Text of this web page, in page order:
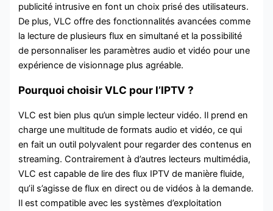
publicité intrusive en font un choix prisé des utilisateurs.
De plus, VLC offre des fonctionnalités avancées comme
la lecture de plusieurs flux en simultané et la possibilité
de personnaliser les paramètres audio et vidéo pour une
expérience de visionnage plus agréable.
Pourquoi choisir VLC pour l’IPTV ?
VLC est bien plus qu’un simple lecteur vidéo. Il prend en
charge une multitude de formats audio et vidéo, ce qui
en fait un outil polyvalent pour regarder des contenus en
streaming. Contrairement à d’autres lecteurs multimédia,
VLC est capable de lire des flux IPTV de manière fluide,
qu’il s’agisse de flux en direct ou de vidéos à la demande.
Il est compatible avec les systèmes d’exploitation